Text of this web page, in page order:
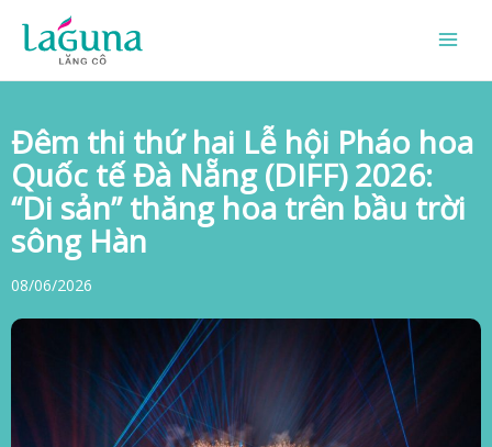
content
Đêm thi thứ hai Lễ hội Pháo hoa
Quốc tế Đà Nẵng (DIFF) 2026:
“Di sản” thăng hoa trên bầu trời
sông Hàn
08/06/2026